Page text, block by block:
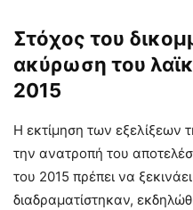
Στόχος του
ακύρωση του
2015
Η εκτίμηση των εξελίξεων
την ανατροπή του
του 2015 πρέπει να
διαδραματίστηκαν,